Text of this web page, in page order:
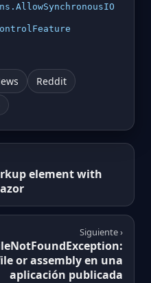
Reddit
element with
Siguiente ›
or assembly en una
aplicación publicada